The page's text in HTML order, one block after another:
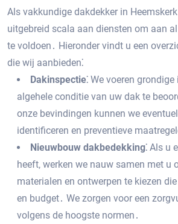
Als vakkundige dakdekker in
uitgebreid scala aan diensten om aan
te voldoen․ Hieronder vindt u een
die wij aanbieden⁚
Dakinspectie⁚ We voeren
algehele conditie van uw dak te
onze bevindingen kunnen we
identificeren en preventieve
Nieuwbouw dakbedekking⁚ Als u
heeft‚ werken we nauw samen met u
materialen en ontwerpen te kiezen
en budget․ We zorgen voor een
volgens de hoogste normen․